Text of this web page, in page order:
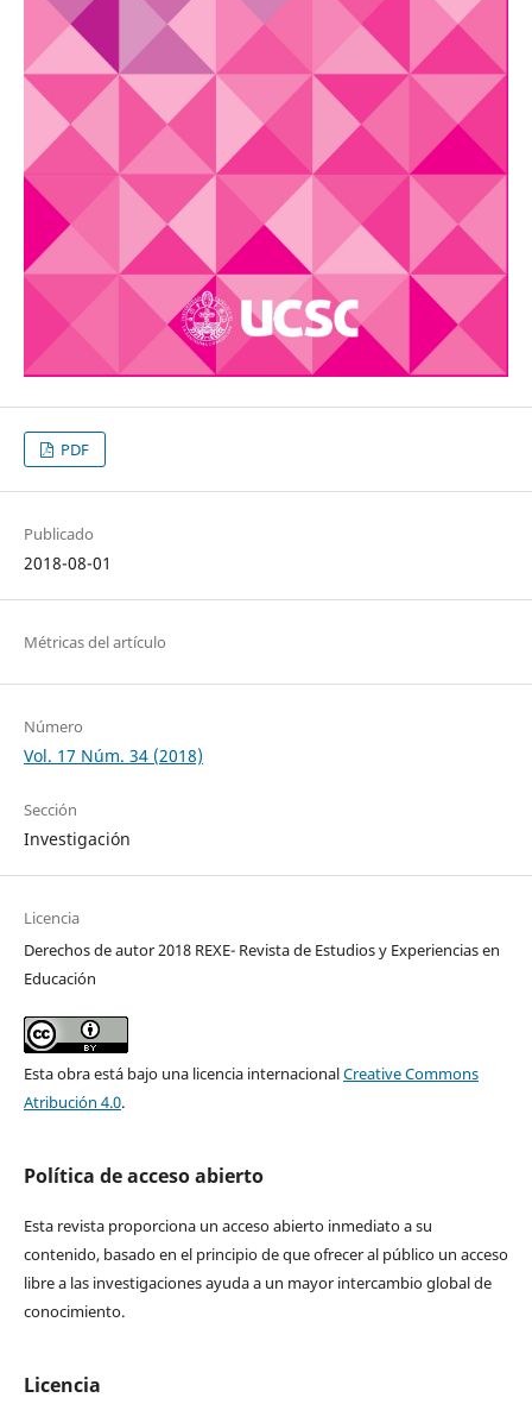
PDF
Publicado
2018-08-01
Métricas del artículo
Número
Vol. 17 Núm. 34 (2018)
Sección
Investigación
Licencia
Derechos de autor 2018 REXE- Revista de Estudios y Experiencias en
Educación
Esta obra está bajo una licencia internacionalCreative Commons
Atribución 4.0.
Política de acceso abierto
Esta revista proporciona un acceso abierto inmediato a su
contenido, basado en el principio de que ofrecer al público un acceso
libre a las investigaciones ayuda a un mayor intercambio global de
conocimiento.
Licencia